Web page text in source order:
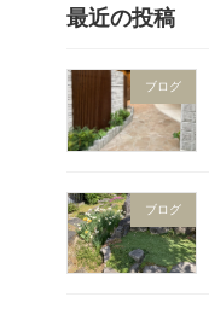
最近の投稿
ブログ
ブログ